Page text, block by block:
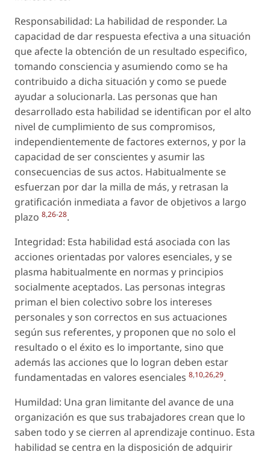
Responsabilidad: La habilidad de responder. La
capacidad de dar respuesta efectiva a una situación
que afecte la obtención de un resultado especifico,
tomando consciencia y asumiendo como se ha
contribuido a dicha situación y como se puede
ayudar a solucionarla. Las personas que han
desarrollado esta habilidad se identifican por el alto
nivel de cumplimiento de sus compromisos,
independientemente de factores externos, y por la
capacidad de ser conscientes y asumir las
consecuencias de sus actos. Habitualmente se
esfuerzan por dar la milla de más, y retrasan la
gratificación inmediata a favor de objetivos a largo
plazo 8,26-28.
Integridad: Esta habilidad está asociada con las
acciones orientadas por valores esenciales, y se
plasma habitualmente en normas y principios
socialmente aceptados. Las personas integras
priman el bien colectivo sobre los intereses
personales y son correctos en sus actuaciones
según sus referentes, y proponen que no solo el
resultado o el éxito es lo importante, sino que
además las acciones que lo logran deben estar
fundamentadas en valores esenciales 8,10,26,29.
Humildad: Una gran limitante del avance de una
organización es que sus trabajadores crean que lo
saben todo y se cierren al aprendizaje continuo. Esta
habilidad se centra en la disposición de adquirir